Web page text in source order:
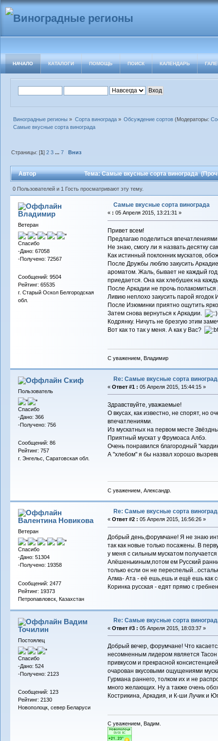
НАЧАЛО КАТАЛОГИ ПОМОЩЬ ПОИСК КАЛЕНДАРЬ
Виноградные регионы » Сорта винограда» Обсуждение сортов(Модераторы:
Самые вкусные сорта винограда
Страницы: [1]2 3 ...7 Вниз
Автор Тема: Самые вкусные сорта винограда
0 Пользователей и 1 Гость просматривают эту тему.
Владимиp
Ветеран
Спасибо
-Дано: 67058
-Получено: 72567
Сообщений: 9504
Рейтинг: 65535
г. Старый Оскол Белгородская
обл.
Самые вкусные сорта винограда
« : 05 Апреля 2015, 13:21:31 »
Привет всем!
Предлагаю поделиться
Не знаю, смогу ли я назвать десятку
Как истинный поклонник мускатов,
После Дружбы люблю закусить
ароматом. Жаль, бывает не каждый
приедается. Она как хлебушек на
После Аркадии не прочь полакомиться
Ливию неплохо закусить парой ягодок
После Изюминки приятно ощутить
Затем снова вернуться к Аркадии.
Кодрянку. Ничуть не брезгую этим
Вот как то так у меня. А как у Вас?
С уважением, Владимир
Скиф
Пользователь
Спасибо
-Дано: 366
-Получено: 756
Сообщений: 86
Рейтинг: 757
г. Энгельс, Саратовская обл.
Re: Самые вкусные сорта
« Ответ #1 : 05 Апреля 2015, 15:44:15 »
Здравствуйте, уважаемые!
О вкусах, как известно, не спорят, но
впечатлениями.
Из мускатных на первом месте
Приятный мускат у Фрумоаса Албэ.
Очень понравился благородный
А "хлебом" я бы назвал хорошо
С уважением, Александр.
Валентина Новикова
Ветеран
Спасибо
-Дано: 51304
-Получено: 19358
Сообщений: 2477
Рейтинг: 19373
Петропавловск, Казахстан
Re: Самые вкусные сорта
« Ответ #2 : 05 Апреля 2015, 16:56:26 »
Добрый день,форумчане! Я не знаю
так как новые только посажены. В
у меня с сильным мускатом
Алёшенькиным,потом ем Русский
только если он не
Алма- Ата - её ешь,ешь и ещё ешь как
Коринка русская - едят прямо с
Вадим
Точилин
Постоялец
Спасибо
-Дано: 524
-Получено: 2123
Сообщений: 123
Рейтинг: 2130
Новополоцк, север Беларуси
Re: Самые вкусные сорта
« Ответ #3 : 05 Апреля 2015, 18:03:37 »
Добрый вечер, форумчане! Что
несомненным лидером является
привкусом и прекрасной
очарован вкусовыми ощущениями
Гурмана раннего, толком их и не
много желающих. Ну а также очень
Кострикина, Аркадия, и К-ши Лучик и
С уважением, Вадим.